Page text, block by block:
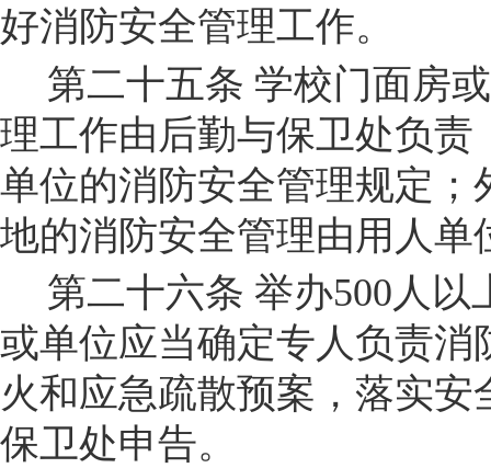
好消防安全管理工作。
第二十五条 学校门面房
理工作由后勤与保卫处负责
单位的消防安全管理规定
地的消防安全管理由用人单
第二十六条 举办500人以
或单位应当确定专人负责
火和应急疏散预案，落实安
保卫处申告。